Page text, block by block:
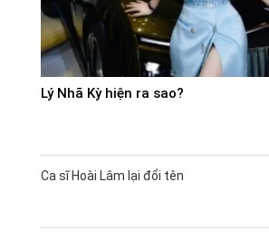
Lý Nhã Kỳ hiện ra sao?
Ca sĩ Hoài Lâm lại đổi tên